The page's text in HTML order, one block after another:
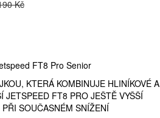
Kč
FT8 Pro Senior
KTERÁ KOMBINUJE HLINÍKOVÉ A
JETSPEED FT8 PRO JEŠTĚ VYŠŠÍ
SOUČASNÉM SNÍŽENÍ